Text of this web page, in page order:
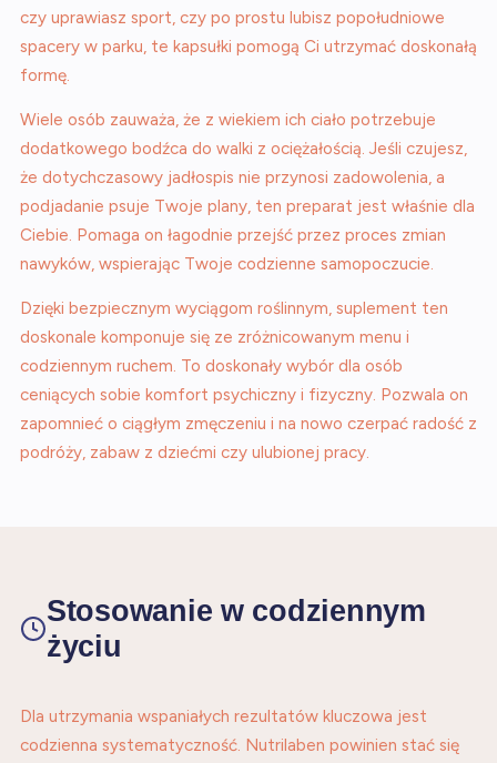
czy uprawiasz sport, czy po prostu lubisz popołudniowe
spacery w parku, te kapsułki pomogą Ci utrzymać doskonałą
formę.
Wiele osób zauważa, że z wiekiem ich ciało potrzebuje
dodatkowego bodźca do walki z ociężałością. Jeśli czujesz,
że dotychczasowy jadłospis nie przynosi zadowolenia, a
podjadanie psuje Twoje plany, ten preparat jest właśnie dla
Ciebie. Pomaga on łagodnie przejść przez proces zmian
nawyków, wspierając Twoje codzienne samopoczucie.
Dzięki bezpiecznym wyciągom roślinnym, suplement ten
doskonale komponuje się ze zróżnicowanym menu i
codziennym ruchem. To doskonały wybór dla osób
ceniących sobie komfort psychiczny i fizyczny. Pozwala on
zapomnieć o ciągłym zmęczeniu i na nowo czerpać radość z
podróży, zabaw z dziećmi czy ulubionej pracy.
Stosowanie w codziennym
życiu
Dla utrzymania wspaniałych rezultatów kluczowa jest
codzienna systematyczność. Nutrilaben powinien stać się